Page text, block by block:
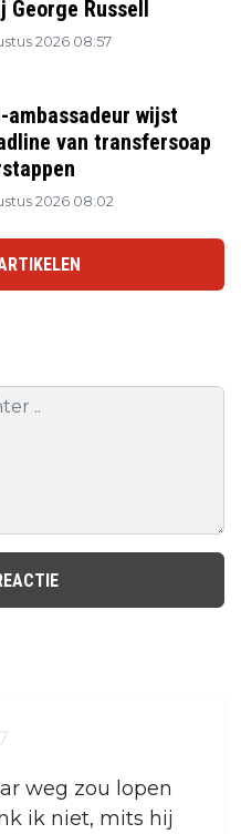
George Russell
2026 08:57
ambassadeur wijst
van transfersoap
2026 08:02
weg zou lopen
ik niet, mits hij